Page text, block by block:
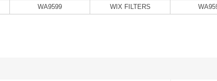
WA9599 WIX FILTERS